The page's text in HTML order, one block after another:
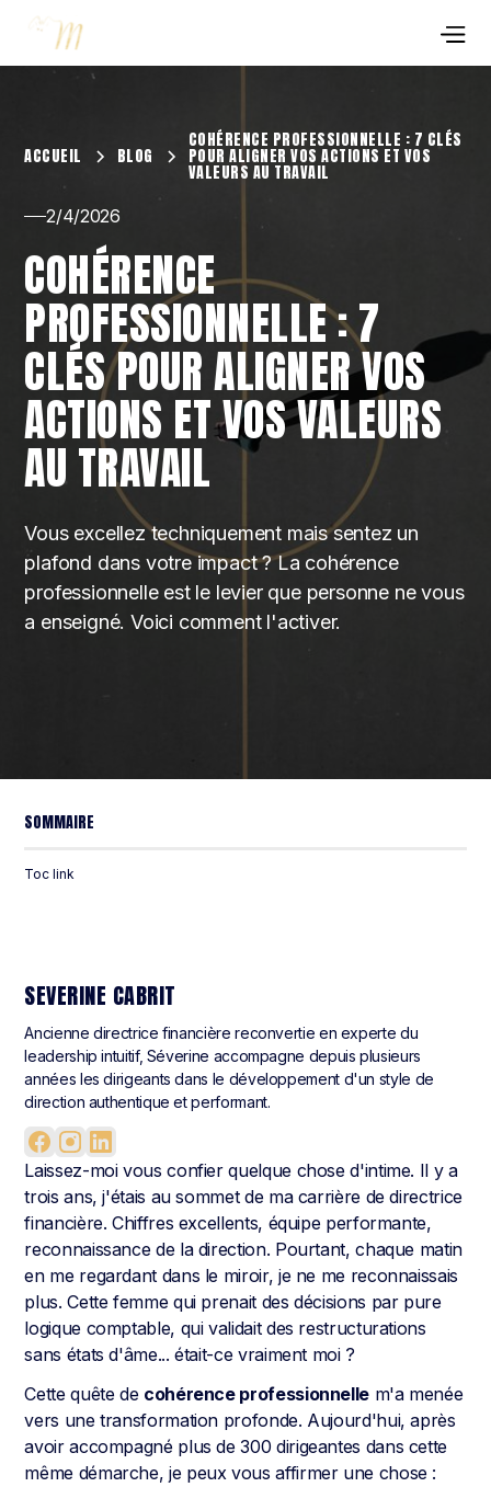
ACCUEIL BLOG
COHÉRENCE PROFESSIONNELLE : 7 CLÉS
POUR ALIGNER VOS ACTIONS ET VOS
VALEURS AU TRAVAIL
2/4/2026
COHÉRENCE
PROFESSIONNELLE : 7
CLÉS POUR ALIGNER VOS
ACTIONS ET VOS VALEURS
AU TRAVAIL
Vous excellez techniquement mais sentez un
plafond dans votre impact ? La cohérence
professionnelle est le levier que personne ne vous
a enseigné. Voici comment l'activer.
SOMMAIRE
Toc link
SEVERINE CABRIT
Ancienne directrice financière reconvertie en experte du
leadership intuitif, Séverine accompagne depuis plusieurs
années les dirigeants dans le développement d'un style de
direction authentique et performant.
Laissez-moi vous confier quelque chose d'intime. Il y a
trois ans, j'étais au sommet de ma carrière de directrice
financière. Chiffres excellents, équipe performante,
reconnaissance de la direction. Pourtant, chaque matin
en me regardant dans le miroir, je ne me reconnaissais
plus. Cette femme qui prenait des décisions par pure
logique comptable, qui validait des restructurations
sans états d'âme... était-ce vraiment moi ?
Cette quête de cohérence professionnelle m'a menée
vers une transformation profonde. Aujourd'hui, après
avoir accompagné plus de 300 dirigeantes dans cette
même démarche, je peux vous affirmer une chose :